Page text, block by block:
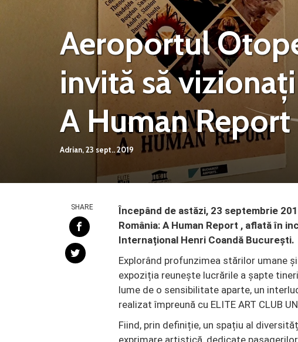
Aeroportul
invită să
A Human Report
Adrian,23 sept.. 2019
Începând de astăzi, 23 septembrie
România: A Human Report , aflată în
Internațional Henri Coandă București.
Explorând profunzimea stărilor umane
expoziția reunește lucrările a șapte
lume de o sensibilitate aparte, un
realizat împreună cu ELITE ART CLUB
Fiind, prin definiție, un spațiu al
exprimare artistică, dedicate
SHARE